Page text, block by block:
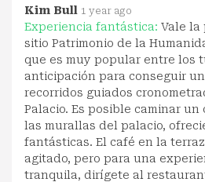
Kim Bull 1 year ago
Experiencia fantástica: Vale la
sitio Patrimonio de la
que es muy popular entre los
anticipación para conseguir
recorridos guiados
Palacio. Es posible caminar
las murallas del palacio,
fantásticas. El café en la
agitado, pero para una
tranquila, dirígete al